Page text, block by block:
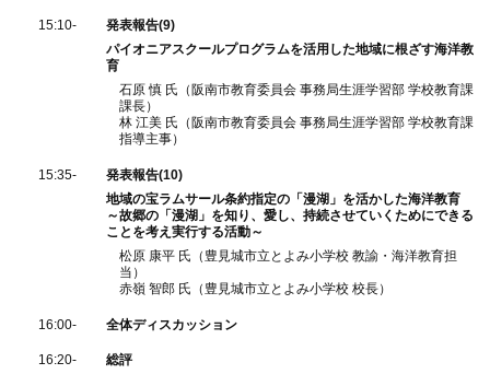
15:10-
発表報告(9)
パイオニアスクールプログラムを活用した地域に根ざす海洋教
育
石原 慎 氏（阪南市教育委員会 事務局生涯学習部 学校教育課
課長）
林 江美 氏（阪南市教育委員会 事務局生涯学習部 学校教育課
指導主事）
15:35-
発表報告(10)
地域の宝ラムサール条約指定の「漫湖」を活かした海洋教育
～故郷の「漫湖」を知り、愛し、持続させていくためにできる
ことを考え実行する活動～
松原 康平 氏（豊見城市立とよみ小学校 教諭・海洋教育担
当）
赤嶺 智郎 氏（豊見城市立とよみ小学校 校長）
16:00- 全体ディスカッション
16:20-
総評